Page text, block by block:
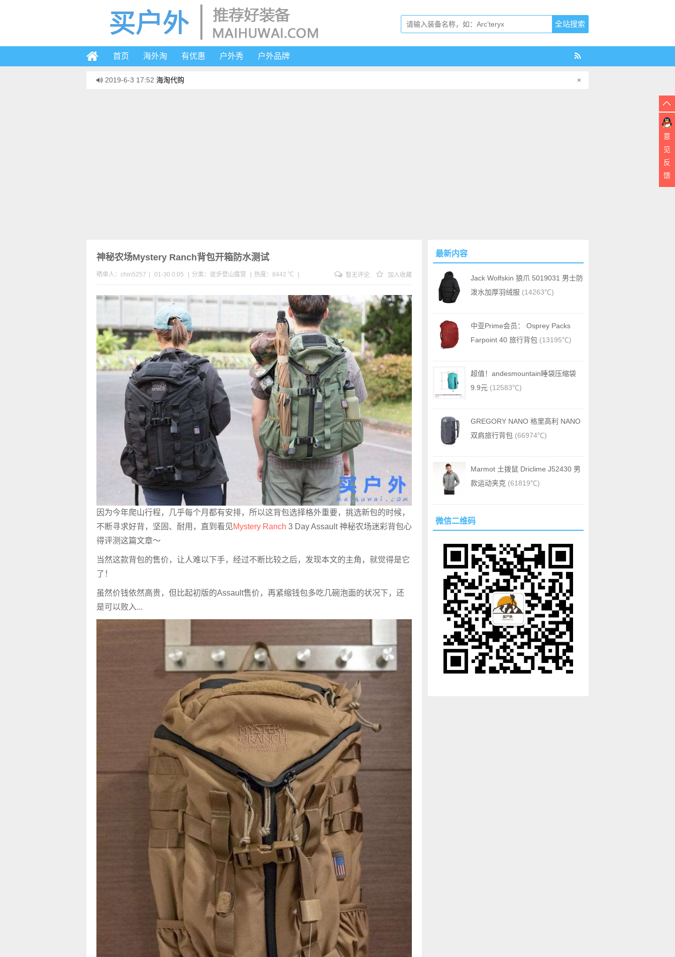
首页 海外淘 有优惠 户外秀 户外品牌
2019-6-3 17:52 海淘代购 ×
神秘农场Mystery Ranch背包开箱防水测试
晒单人：chin5257 01-30 0:05 分类： 徒步登山露营 热度：8442 ℃ 暂无评论 加入收藏
因为今年爬山行程，几乎每个月都有安排，所以这背包选择格外重要，挑选新包的时候，
不断寻求好背，坚固、耐用，直到看见Mystery Ranch 3 Day Assault 神秘农场迷彩背包心
得评测这篇文章～
当然这款背包的售价，让人难以下手，经过不断比较之后，发现本文的主角，就觉得是它
了！
虽然价钱依然高贵，但比起初版的Assault售价，再紧缩钱包多吃几碗泡面的状况下，还
是可以败入...
最新内容
Jack Wolfskin 狼爪 5019031 男士防
泼水加厚羽绒服 (14263℃)
中亚Prime会员： Osprey Packs
Farpoint 40 旅行背包 (13195℃)
超值！andesmountain睡袋压缩袋
9.9元 (12583℃)
GREGORY NANO 格里高利 NANO
双肩旅行背包 (66974℃)
Marmot 土拨鼠 Driclime J52430 男
款运动夹克 (61819℃)
微信二维码
意
见
反
馈